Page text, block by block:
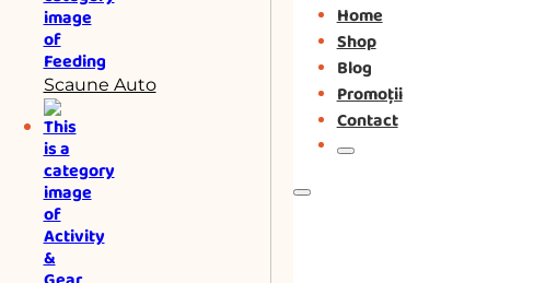
Scaune Auto
Home
Shop
Blog
Promoții
Contact